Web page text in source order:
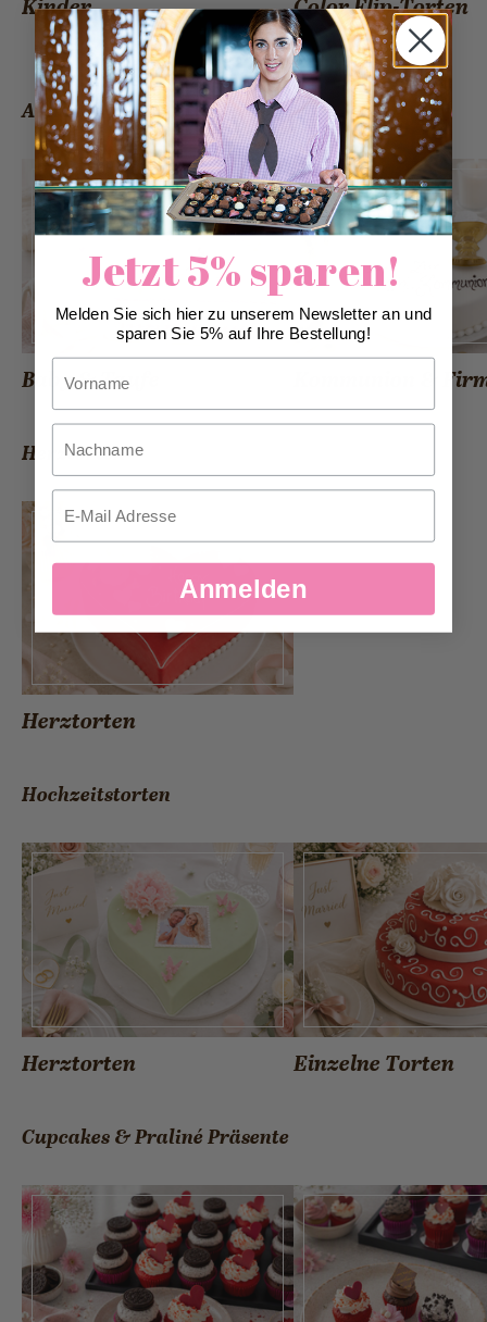
Kinder Color Flip-Torten
Anlässe
Baby & Taufe Kommunion &
Herztorten
Herztorten
Hochzeitstorten
Herztorten Einzelne Torten
Cupcakes & Praliné Präsente
Jetzt 5% sparen!
Melden Sie sich hier zu unserem Newsletter an und
sparen Sie 5% auf Ihre Bestellung!
Nachname
Email
Anmelden